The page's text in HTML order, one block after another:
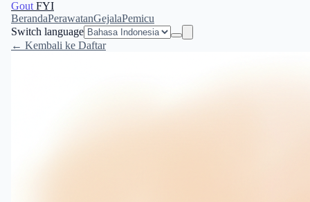
Gout FYI
BerandaPerawatanGejalaPemicu
Switch language
← Kembali ke Daftar